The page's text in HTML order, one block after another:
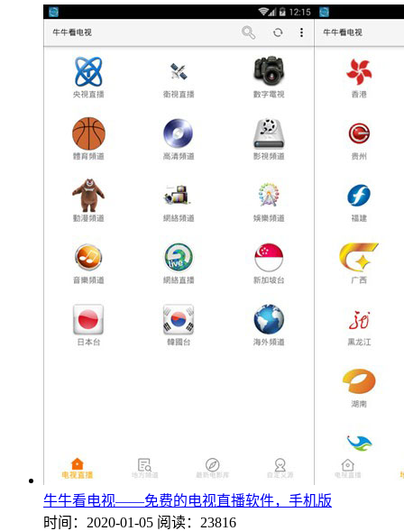
牛牛看电视——免费的电视直播软件，手机版
时间：2020-01-05 阅读：23816